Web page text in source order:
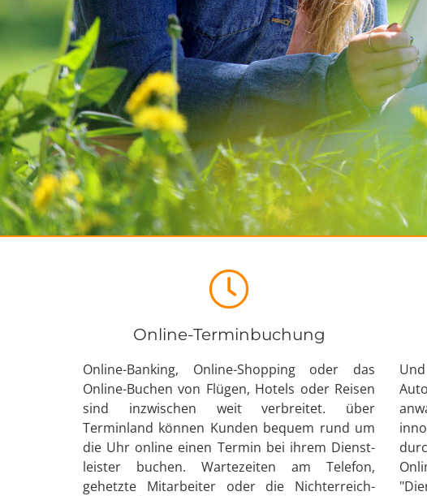
Produktüberblick
Online-Terminbuchung
Online-Banking, Online-Shopping oder das
Online-Buchen von Flügen, Hotels oder Reisen
sind inzwischen weit verbreitet. über
Terminland können Kunden bequem rund um
die Uhr online einen Termin bei ihrem Dienst­
leister buchen. Warte­zeiten am Telefon,
gehetzte Mitarbeiter oder die Nicht­erreich­